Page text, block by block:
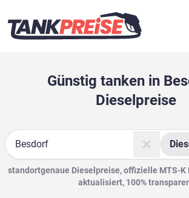
Günstig tanken in
Dieselpreise
Suche
standortgenaue Dieselpreise, offizielle MTS-K
aktualisiert, 100%